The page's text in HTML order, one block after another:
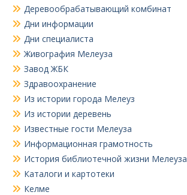
Деревообрабатывающий комбинат
Дни информации
Дни специалиста
Живография Мелеуза
Завод ЖБК
Здравоохранение
Из истории города Мелеуз
Из истории деревень
Известные гости Мелеуза
Информационная грамотность
История библиотечной жизни Мелеуза
Каталоги и картотеки
Келме